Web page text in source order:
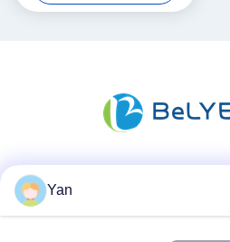
Yan